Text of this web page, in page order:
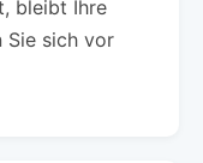
bleibt Ihre
Sie sich vor